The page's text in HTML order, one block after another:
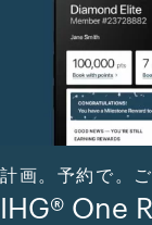
計画。予約で。
IHG® One